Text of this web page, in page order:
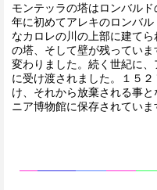
モンテッラの塔はロンバル
年に初めてアレキのロンバ
なカロレの川の上部に建て
の塔、そして壁が残ってい
変わりました。続く世紀に
に受け渡されました。１５
け、それから放棄される事
ニア博物館に保存されてい